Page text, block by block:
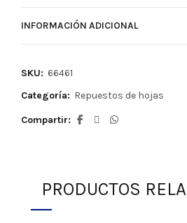
INFORMACIÓN ADICIONAL
SKU: 66461
Categoría: Repuestos de hojas
Compartir
PRODUCTOS